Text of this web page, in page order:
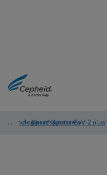
Pathologies respiratoires
/ Xpert® Xpress CoV-2 plus/